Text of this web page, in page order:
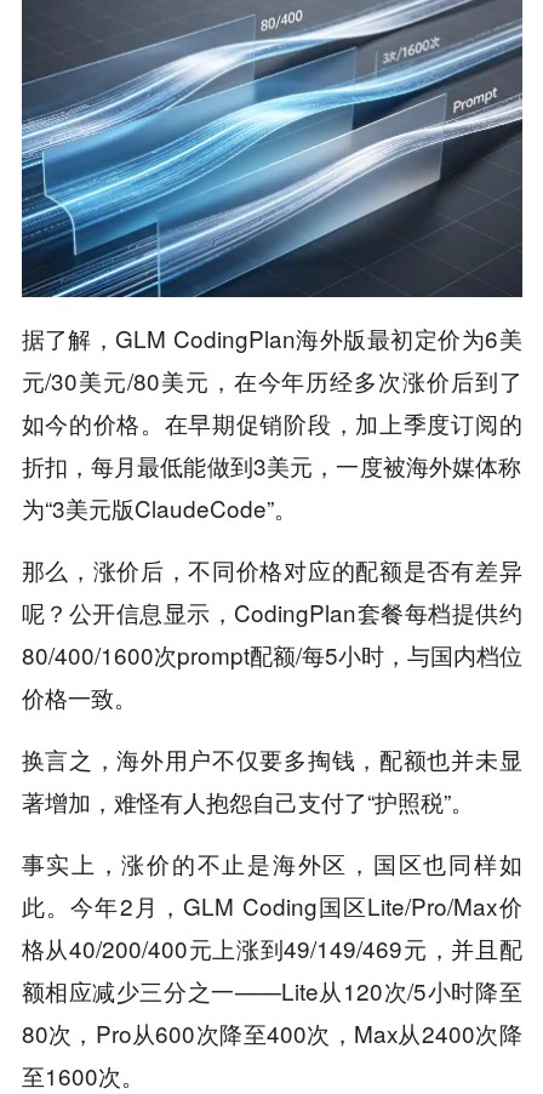
据了解，GLM CodingPlan海外版最初定价为6美
元/30美元/80美元，在今年历经多次涨价后到了
如今的价格。在早期促销阶段，加上季度订阅的
折扣，每月最低能做到3美元，一度被海外媒体称
为“3美元版ClaudeCode”。
那么，涨价后，不同价格对应的配额是否有差异
呢？公开信息显示，CodingPlan套餐每档提供约
80/400/1600次prompt配额/每5小时，与国内档位
价格一致。
换言之，海外用户不仅要多掏钱，配额也并未显
著增加，难怪有人抱怨自己支付了“护照税”。
事实上，涨价的不止是海外区，国区也同样如
此。今年2月，GLM Coding国区Lite/Pro/Max价
格从40/200/400元上涨到49/149/469元，并且配
额相应减少三分之一——Lite从120次/5小时降至
80次，Pro从600次降至400次，Max从2400次降
至1600次。